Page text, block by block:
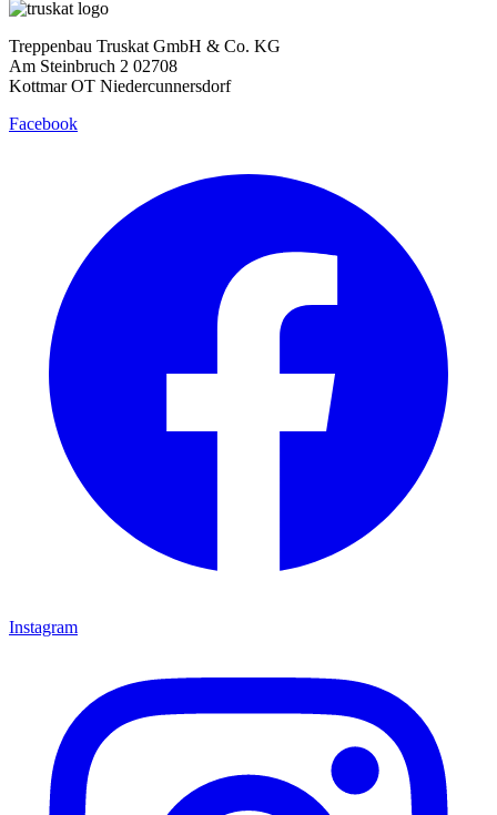
Treppenbau Truskat GmbH & Co. KG
Am Steinbruch 2 02708
Kottmar OT Niedercunnersdorf
Facebook
Instagram